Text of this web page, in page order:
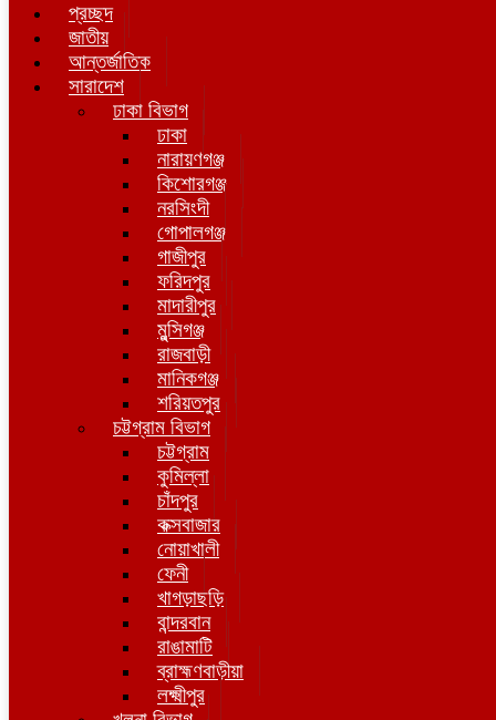
প্রচ্ছদ
জাতীয়
আন্তর্জাতিক
সারাদেশ
ঢাকা বিভাগ
ঢাকা
নারায়ণগঞ্জ
কিশোরগঞ্জ
নরসিংদী
গোপালগঞ্জ
গাজীপুর
ফরিদপুর
মাদারীপুর
মুন্সিগঞ্জ
রাজবাড়ী
মানিকগঞ্জ
শরিয়তপুর
চট্টগ্রাম বিভাগ
চট্টগ্রাম
কুমিল্লা
চাঁদপুর
কক্সবাজার
নোয়াখালী
ফেনী
খাগড়াছড়ি
বান্দরবান
রাঙামাটি
ব্রাহ্মণবাড়ীয়া
লক্ষ্মীপুর